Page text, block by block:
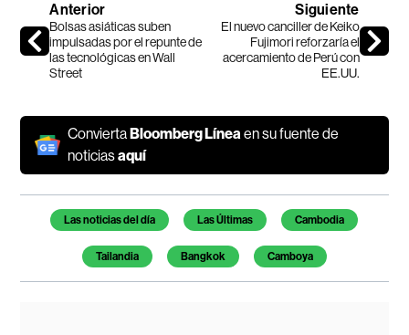
Anterior
Bolsas asiáticas suben
impulsadas por el repunte de
las tecnológicas en Wall
Street
Siguiente
El nuevo canciller de Keiko
Fujimori reforzaría el
acercamiento de Perú con
EE.UU.
ConviertaBloomberg Líneaen su fuente de
noticiasaquí
Temas de este artículo
Las noticias del día Las Últimas Cambodia
Tailandia Bangkok Camboya